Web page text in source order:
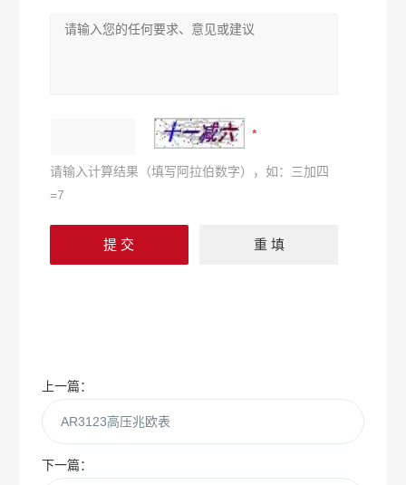
请输入计算结果（填写阿拉伯数字），如：三加四
=7
上一篇：
AR3123高压兆欧表
下一篇：